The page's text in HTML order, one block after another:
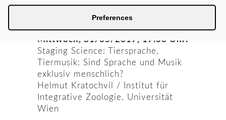
Mittwoch, 31/05/2017, 17:00 Uhr:
Staging Science: Tiersprache,
Tiermusik: Sind Sprache und Musik
exklusiv menschlich?
Helmut Kratochvil / Institut für
Integrative Zoologie, Universität
Wien
Preferences